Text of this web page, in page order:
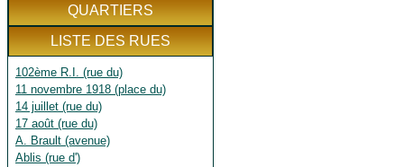
QUARTIERS
LISTE DES RUES
102ème R.I. (rue du)
11 novembre 1918 (place du)
14 juillet (rue du)
17 août (rue du)
A. Brault (avenue)
Ablis (rue d')